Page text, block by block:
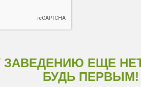
ЗАВЕДЕНИЮ ЕЩЕ
БУДЬ ПЕРВЫМ!